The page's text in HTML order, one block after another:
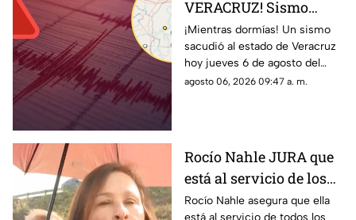
VERACRUZ! Sismo
mueve al estado hoy 6
de agostos 2026;
¿Dónde fue su
epicentro?
¡Mientras dormías! Un sismo
sacudió al estado de Veracruz
hoy jueves 6 de agosto del
2026; en TV Azteca te damos
agosto 06, 2026 09:47 a. m.
Rocío Nahle JURA que
está al servicio de los
veracruzanos; se le
Rocío Nahle asegura que ella